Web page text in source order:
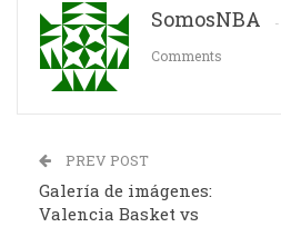
SomosNBA
Comments
PREV POST
Galería de imágenes:
Valencia Basket vs